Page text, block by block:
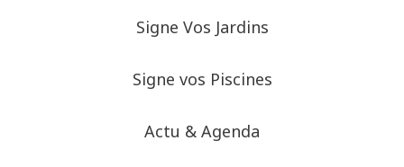
Signe Vos Jardins
Signe vos Piscines
Actu & Agenda